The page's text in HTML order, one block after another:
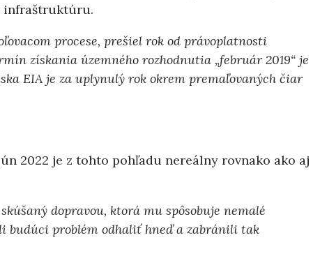
infraštruktúru.
procese, prešiel rok od právoplatnosti
získania územného rozhodnutia „február 2019“ je
EIA je za uplynulý rok okrem premaľovaných čiar
2022 je z tohto pohľadu nereálny rovnako ako aj
dopravou, ktorá mu spôsobuje nemalé
budúci problém odhaliť hneď a zabránili tak